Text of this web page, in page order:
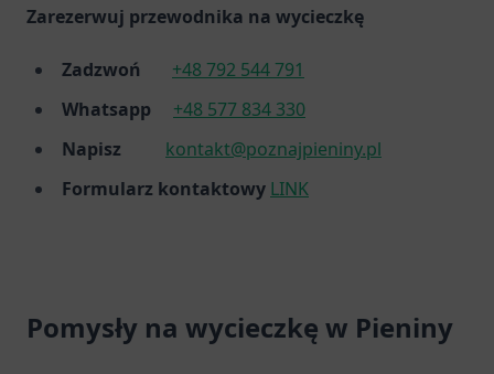
Zarezerwuj przewodnika na wycieczkę
Zadzwoń +48 792 544 791
Whatsapp +48 577 834 330
Napisz kontakt@poznajpieniny.pl
Formularz kontaktowy LINK
Pomysły na wycieczkę w Pieniny